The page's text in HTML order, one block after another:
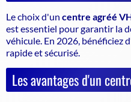
Le choix d'un centre agréé
est essentiel pour garantir la
véhicule . En 2026, bénéficiez
rapide et sécurisé.
Les avantages d'un